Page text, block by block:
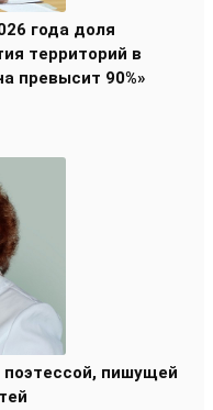
года доля
территорий в
превысит 90%»
поэтессой, пишущей